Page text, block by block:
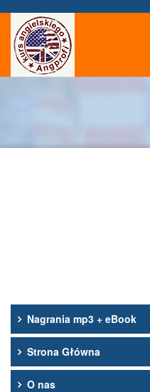
Nagrania mp3 + eBook
Strona Główna
O nas